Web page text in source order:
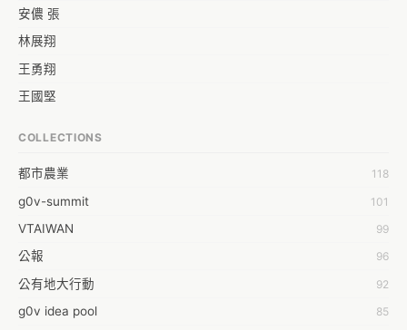
安儂 張
林展翔
王勇翔
王國堅
蒼時弦也
袁乾鑫
陳泰澄
&#35377;&#24646;&#33287;
-work aeola
0.0
COLLECTIONS
都市農業 118
g0v-summit 101
VTAIWAN 99
公報 96
公有地大行動 92
g0v idea pool 85